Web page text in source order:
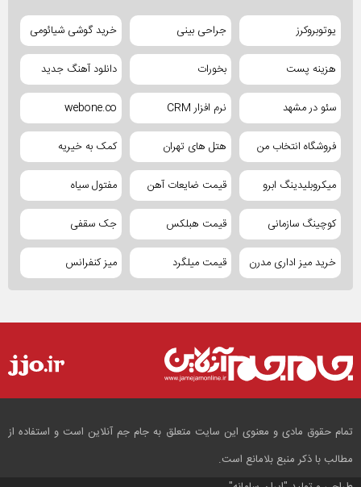
یوتوبروکرز جراحی بینی خرید گوشی شیائومی
هزینه پست بخورات دانلود آهنگ جدید
سئو در مشهد نرم افزار CRM webone.co
فروشگاه انتخاب من هتل های تهران کمک به خیریه
میکروبلیدینگ ابرو قیمت ضایعات آهن مفتول سیاه
کوچینگ سازمانی قیمت هبلکس جک سقفی
خرید میز اداری مدرن قیمت میلگرد میز کنفرانس
تمام حقوق مادی و معنوی این سایت متعلق به جام جم آنلاین است و استفاده از
مطالب با ذکر منبع بلامانع است.